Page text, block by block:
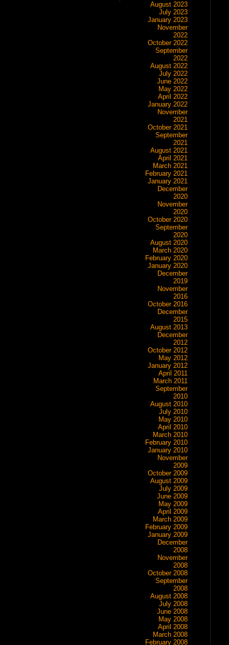
August 2023
July 2023
January 2023
November
2022
October 2022
September
2022
August 2022
July 2022
June 2022
May 2022
April 2022
January 2022
November
2021
October 2021
September
2021
August 2021
April 2021
March 2021
February 2021
January 2021
December
2020
November
2020
October 2020
September
2020
August 2020
March 2020
February 2020
January 2020
December
2019
November
2016
October 2016
December
2015
August 2013
December
2012
October 2012
May 2012
January 2012
April 2011
March 2011
September
2010
August 2010
July 2010
May 2010
April 2010
March 2010
February 2010
January 2010
November
2009
October 2009
August 2009
July 2009
June 2009
May 2009
April 2009
March 2009
February 2009
January 2009
December
2008
November
2008
October 2008
September
2008
August 2008
July 2008
June 2008
May 2008
April 2008
March 2008
February 2008